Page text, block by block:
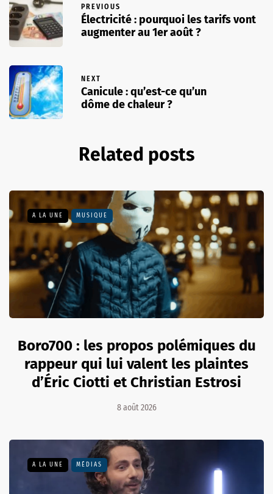
PREVIOUS
Électricité : pourquoi les tarifs vont
augmenter au 1er août ?
NEXT
Canicule : qu’est-ce qu’un
dôme de chaleur ?
Related posts
A LA UNE MUSIQUE
Boro700 : les propos polémiques du
rappeur qui lui valent les plaintes
d’Éric Ciotti et Christian Estrosi
8 août 2026
A LA UNE MÉDIAS